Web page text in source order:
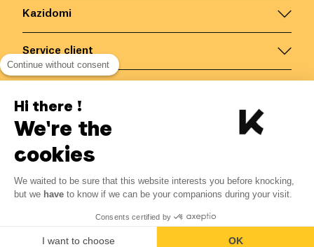
Kazidomi
Service client
Belgique/FR
Tous droits réservés
Continue without consent
Hi there !
We're the
cookies
We waited to be sure that this website interests you before knocking,
but we have to know if we can be your companions during your visit.
Consents certified by
I want to choose OK